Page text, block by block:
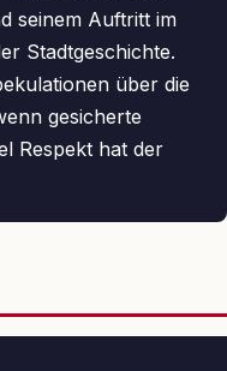
seinem Auftritt im
Stadtgeschichte.
über die
gesicherte
Respekt hat der